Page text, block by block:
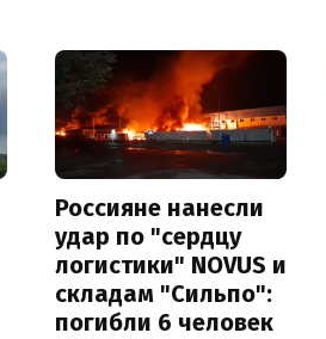
Россияне нанесли
удар по "сердцу
логистики" NOVUS и
складам "Сильпо":
погибли 6 человек